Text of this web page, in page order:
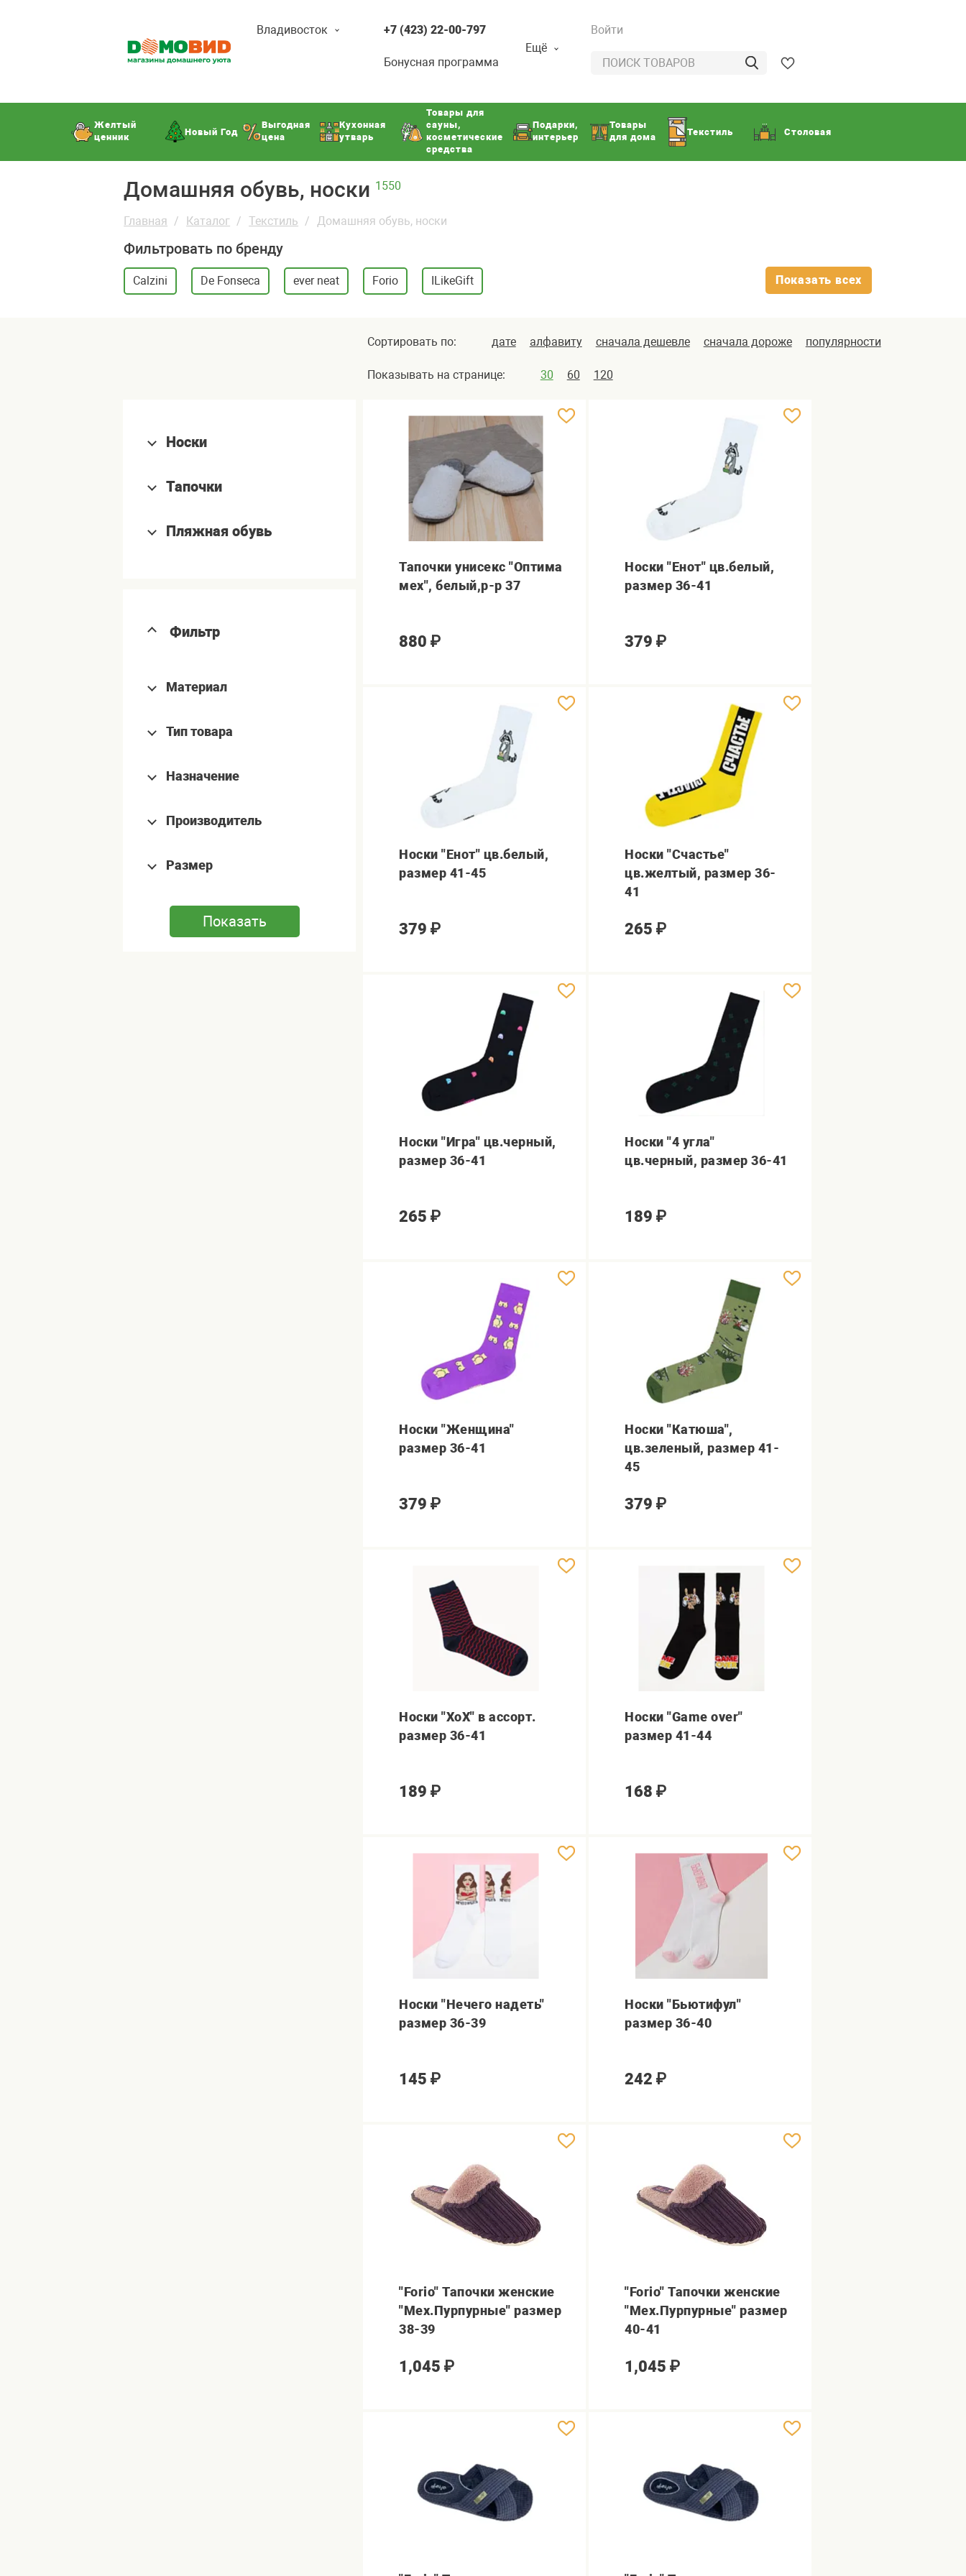
Владивосток +7 (423) 22-00-797
Бонусная программа
Ещё
Войти
Желтый
ценник
Новый Год
Выгодная
цена
Кухонная
утварь
Товары для
сауны,
косметические
средства
Подарки,
интерьер
Товары
для дома
Текстиль Столовая
Домашняя обувь, носки 1550
Главная Каталог Текстиль Домашняя обувь, носки
Фильтровать по бренду
Calzini De Fonseca ever neat Forio ILikeGift Показать всех
Сортировать по: дате алфавиту сначала дешевле сначала дороже популярности
Показывать на странице: 30 60 120
Носки
Тапочки
Пляжная обувь
Фильтр
Материал
Тип товара
Назначение
Производитель
Размер
Тапочки унисекс "Оптима
мех", белый,р-р 37
880 ₽
Носки "Енот" цв.белый,
размер 36-41
379 ₽
Носки "Енот" цв.белый,
размер 41-45
379 ₽
Носки "Счастье"
цв.желтый, размер 36-
41
265 ₽
Носки "Игра" цв.черный,
размер 36-41
265 ₽
Носки "4 угла"
цв.черный, размер 36-41
189 ₽
Носки "Женщина"
размер 36-41
379 ₽
Носки "Катюша",
цв.зеленый, размер 41-
45
379 ₽
Носки "ХоХ" в ассорт.
размер 36-41
189 ₽
Носки "Game over"
размер 41-44
168 ₽
Носки "Нечего надеть"
размер 36-39
145 ₽
Носки "Бьютифул"
размер 36-40
242 ₽
"Forio" Тапочки женские
"Мех.Пурпурные" размер
38-39
1,045 ₽
"Forio" Тапочки женские
"Мех.Пурпурные" размер
40-41
1,045 ₽